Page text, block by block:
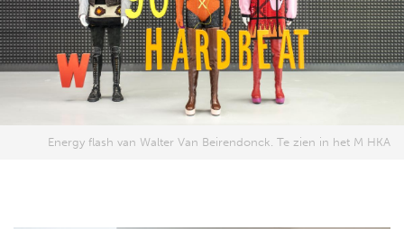
Energy flash van Walter Van Beirendonck. Te zien in het M HKA